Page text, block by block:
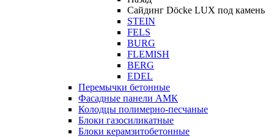
Сайдинг Döcke LUX под камень
STEIN
FELS
BURG
FLEMISH
BERG
EDEL
Перемычки бетонные
Фасадные панели АМК
Колодцы полимерно-песчаные
Блоки газосиликатные
Блоки керамзитобетонные